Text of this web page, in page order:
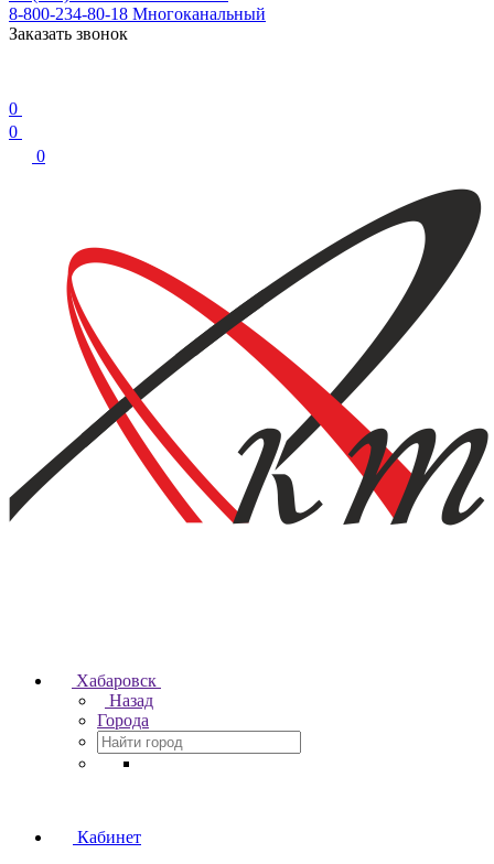
8-800-234-80-18 Многоканальный
Заказать звонок
0
0
0
Хабаровск
Назад
Города
Кабинет